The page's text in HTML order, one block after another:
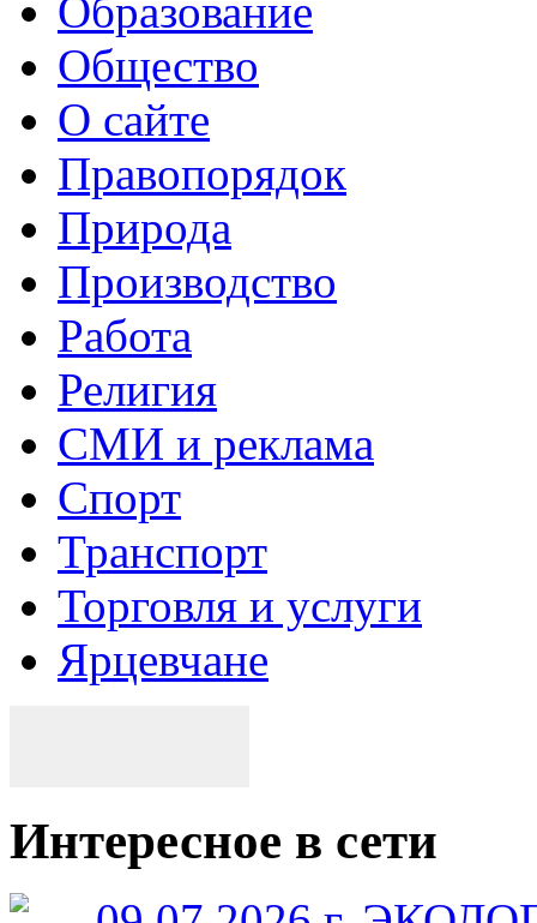
Образование
Общество
О сайте
Правопорядок
Природа
Производство
Работа
Религия
СМИ и реклама
Спорт
Транспорт
Торговля и услуги
Ярцевчане
Интересное в сети